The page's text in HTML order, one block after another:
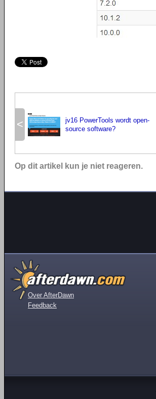
<
jv16 PowerTools wordt open-
source software?
Op dit artikel kun je niet reageren.
Over AfterDawn
Feedback